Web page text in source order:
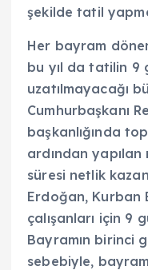
şekilde tatil
Her bayram
bu yıl da tatilin 9
uzatılmayacağı
Cumhurbaşkanı
başkanlığında
ardından
süresi netlik
Erdoğan, Kurban
çalışanları için 9
Bayramın birinci
sebebiyle,